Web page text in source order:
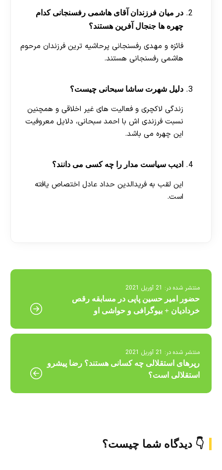
در میان فرزندان آقای هاشمی رفسنجانی کدام
چهره ها جنجال آفرین هستند؟
فائزه و مهدی رفسنجانی پرحاشیه ترین فرزندان مرحوم
هاشمی رفسنجانی هستند.
دلیل شهرت ساشا سبحانی چیست؟
زندگی لاکچری و فعالیت های غیر اخلاقی و همچنین
نسبت فرزندی اش با احمد سبحانی، دلایل معروفیت
این چهره می باشد.
ادیب سیاست مدار را چه کسی می دانند؟
این لقب به فریدالدین حداد عادل اختصاص یافته
است.
منتشر شده در: 21 آوریل 2021
حضور امیر حسین پاپی در مسابقه رقص
خردادیان + بیوگرافی و حواشی او
منتشر شده در: 21 آوریل 2021
رپرهای استقلالی چه کسانی هستند؟ رضا پیشرو
استقلالی است؟
👇 دیدگاه شما چیست؟